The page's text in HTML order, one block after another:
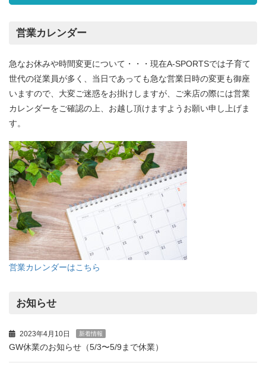
営業カレンダー
急なお休みや時間変更について・・・現在A-SPORTSでは子育て
世代の従業員が多く、当日であっても急な営業日時の変更も御座
いますので、大変ご迷惑をお掛けしますが、ご来店の際には営業
カレンダーをご確認の上、お越し頂けますようお願い申し上げま
す。
営業カレンダーはこちら
お知らせ
2023年4月10日 新着情報
GW休業のお知らせ（5/3〜5/9まで休業）